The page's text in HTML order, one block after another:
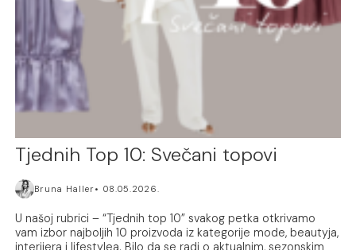
Tjednih Top 10: Svečani topovi
Bruna Haller 08.05.2026.
U našoj rubrici – “Tjednih top 10” svakog petka otkrivamo
vam izbor najboljih 10 proizvoda iz kategorije mode, beautyja,